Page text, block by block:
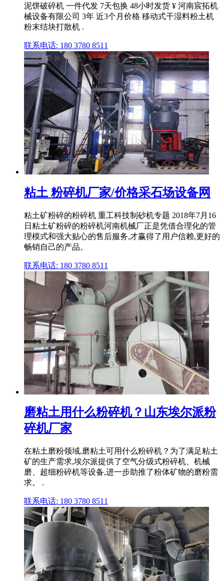
泥饼破碎机 一件代发 7天包换 48小时发货 ¥ 河南宸拓机
械设备有限公司 3年 近3个月价格 移动式干湿料粉土机
粉末结块打散机 .
联系电话: 180 3780 8511
粘土 粉碎机厂家/价格采石场设备网
粘土矿粉碎的粉碎机 重工科技制砂机专题 2018年7月16
日粘土矿粉碎的粉碎机河南机械厂正是凭借合理化的管
理模式和强大贴心的售后服务,才赢得了用户信赖,更好的
畅销自己的产品。
联系电话: 180 3780 8511
磨粘土用什么粉碎机？山东埃尔派粉
碎机厂家
在粘土磨粉领域,磨粘土可用什么粉碎机？为了满足粘土
矿的生产需求,埃尔派提供了空气分级式粉碎机、机械
磨、超细粉碎机等设备,进一步助推了粉体矿物的磨粉需
求。 .
联系电话: 180 3780 8511